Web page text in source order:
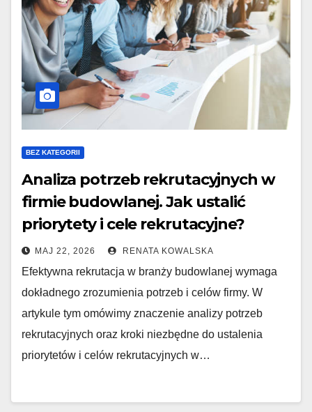
BEZ KATEGORII
Analiza potrzeb rekrutacyjnych w
firmie budowlanej. Jak ustalić
priorytety i cele rekrutacyjne?
MAJ 22, 2026 RENATA KOWALSKA
Efektywna rekrutacja w branży budowlanej wymaga
dokładnego zrozumienia potrzeb i celów firmy. W
artykule tym omówimy znaczenie analizy potrzeb
rekrutacyjnych oraz kroki niezbędne do ustalenia
priorytetów i celów rekrutacyjnych w…